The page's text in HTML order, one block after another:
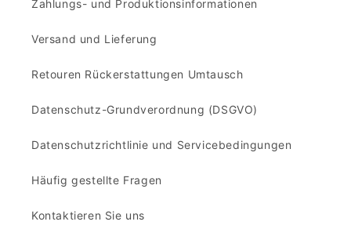
Zahlungs- und Produktionsinformationen
Versand und Lieferung
Retouren Rückerstattungen Umtausch
Datenschutz-Grundverordnung (DSGVO)
Datenschutzrichtlinie und Servicebedingungen
Häufig gestellte Fragen
Kontaktieren Sie uns